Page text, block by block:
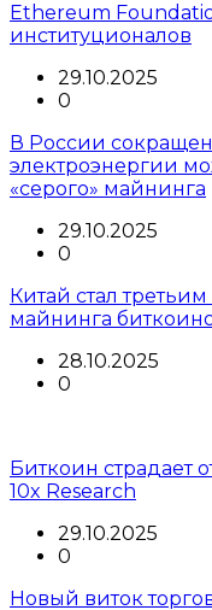
Ethereum
институционалов
29.10.2025
0
В России
электроэнергии
«серого» майнинга
29.10.2025
0
Китай стал
майнинга
28.10.2025
0
Биткоин страдает
10x Research
29.10.2025
0
Новый виток